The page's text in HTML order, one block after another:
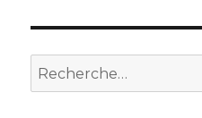
publications
Recherche
pour :